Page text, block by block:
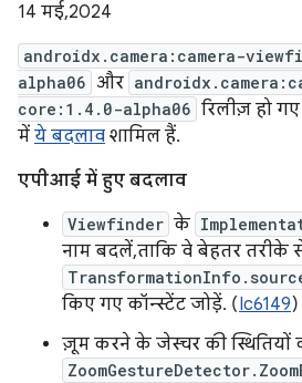
14 मई, 2024
androidx.camera:camera-
alpha06 और
core:1.4.0-alpha06 रिलीज़ हो
में ये बदलाव शामिल हैं.
एपीआई में हुए बदलाव
Viewfinder के
नाम बदलें, ताकि वे बेहतर तरीके
किए गए कॉन्स्टेंट जोड़ें. (Ic6149)
ज़ूम करने के जेस्चर की स्थितियों